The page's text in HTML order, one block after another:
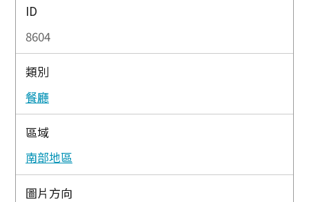
ID
8604
類別
餐廳
區域
南部地區
圖片方向